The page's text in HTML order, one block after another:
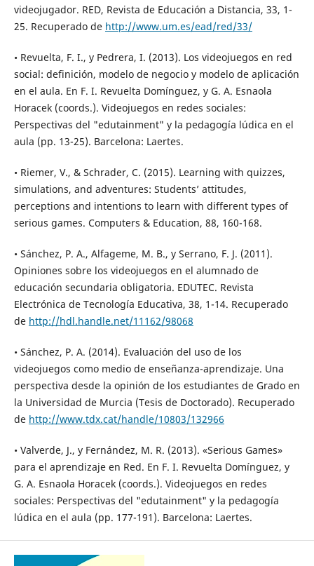
videojugador. RED, Revista de Educación a Distancia, 33, 1-
25. Recuperado de http://www.um.es/ead/red/33/
• Revuelta, F. I., y Pedrera, I. (2013). Los videojuegos en red
social: definición, modelo de negocio y modelo de aplicación
en el aula. En F. I. Revuelta Domínguez, y G. A. Esnaola
Horacek (coords.). Videojuegos en redes sociales:
Perspectivas del "edutainment" y la pedagogía lúdica en el
aula (pp. 13-25). Barcelona: Laertes.
• Riemer, V., & Schrader, C. (2015). Learning with quizzes,
simulations, and adventures: Students’ attitudes,
perceptions and intentions to learn with different types of
serious games. Computers & Education, 88, 160-168.
• Sánchez, P. A., Alfageme, M. B., y Serrano, F. J. (2011).
Opiniones sobre los videojuegos en el alumnado de
educación secundaria obligatoria. EDUTEC. Revista
Electrónica de Tecnología Educativa, 38, 1-14. Recuperado
de http://hdl.handle.net/11162/98068
• Sánchez, P. A. (2014). Evaluación del uso de los
videojuegos como medio de enseñanza-aprendizaje. Una
perspectiva desde la opinión de los estudiantes de Grado en
la Universidad de Murcia (Tesis de Doctorado). Recuperado
de http://www.tdx.cat/handle/10803/132966
• Valverde, J., y Fernández, M. R. (2013). «Serious Games»
para el aprendizaje en Red. En F. I. Revuelta Domínguez, y
G. A. Esnaola Horacek (coords.). Videojuegos en redes
sociales: Perspectivas del "edutainment" y la pedagogía
lúdica en el aula (pp. 177-191). Barcelona: Laertes.